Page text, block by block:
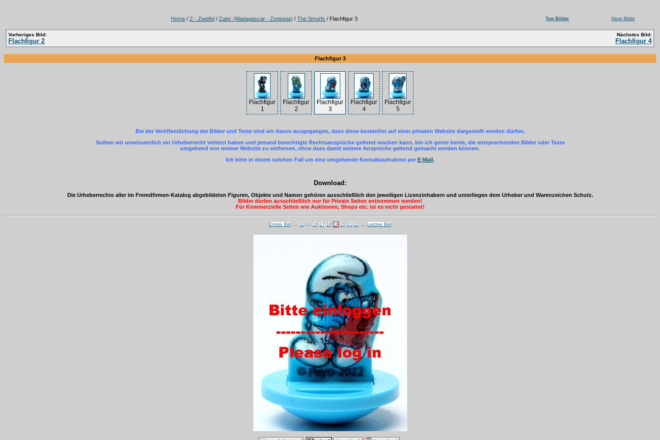
Home / Z - Zweifel / Zaini (Madagascar - Zootopia) / The Smurfs / Flachfigur 3 Top Bilder Neue Bilder
Vorheriges Bild:
Flachfigur 2
Nächstes Bild:
Flachfigur 4
Flachfigur 3
Flachfigur
1
Flachfigur
2
Flachfigur
3
Flachfigur
4
Flachfigur
5
Bei der Veröffentlichung der Bilder und Texte sind wir davon ausgegangen, dass diese kostenfrei auf einer privaten Website dargestellt werden dürfen.
Sollten wir unwissentlich ein Urheberrecht verletzt haben und jemand berechtigte Rechtsansprüche geltend machen kann, bin ich gerne bereit, die entsprechenden Bilder oder Texte
umgehend von meiner Website zu entfernen, ohne dass damit weitere Ansprüche geltend gemacht werden können.
Ich bitte in einem solchen Fall um eine umgehende Kontaktaufnahme per E-Mail.
Download:
Die Urheberrechte aller im Fremdfirmen-Katalog abgebildeten Figuren, Objekte und Namen gehören ausschließlich den jeweiligen Lizenzinhabern und unterliegen dem Urheber und Warenzeichen Schutz.
Bilder dürfen ausschließlich nur für Private Seiten entnommen werden!
Für Kommerzielle Seiten wie Auktionen, Shops etc. ist es nicht gestattet!
Erstes Bild 10 16 17 18 19 20 21 22 Letztes Bild